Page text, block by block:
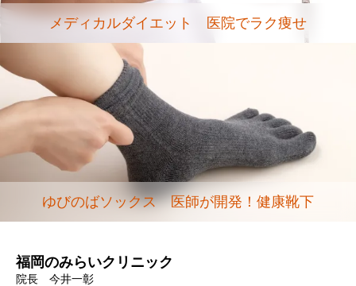
メディカルダイエット 医院でラク痩せ
ゆびのばソックス 医師が開発！健康靴下
福岡のみらいクリニック
院長 今井一彰